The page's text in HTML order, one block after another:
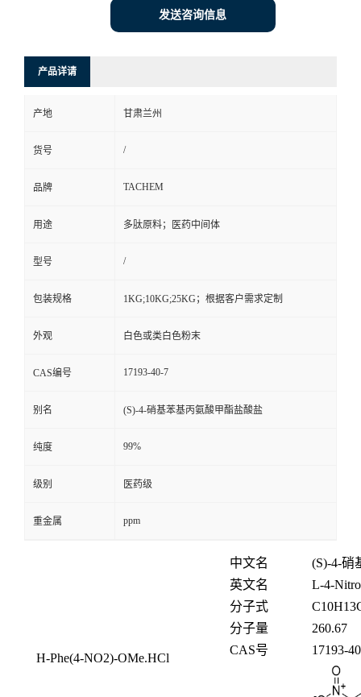
发送咨询信息
产品详请
产地 甘肃兰州
货号 /
品牌 TACHEM
用途 多肽原料；医药中间体
型号 /
包装规格 1KG;10KG;25KG；根据客户需求定制
外观 白色或类白色粉末
CAS编号 17193-40-7
别名 (S)-4-硝基苯基丙氨酸甲酯盐酸盐
纯度 99%
级别 医药级
重金属 ppm
H-Phe(4-NO2)-OMe.HCl
中文名 (S)-4-硝
英文名
L-4-
分子式
C10H13
分子量
260.67
CAS号
17193-